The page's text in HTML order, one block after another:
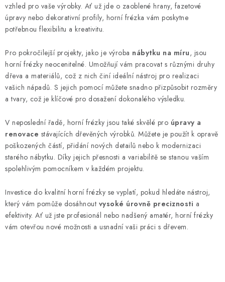
vzhled pro vaše výrobky. Ať už jde o zaoblené hrany, fazetové
úpravy nebo dekorativní profily, horní frézka vám poskytne
potřebnou flexibilitu a kreativitu.
Pro pokročilejší projekty, jako je výroba nábytku na míru, jsou
horní frézky neocenitelné. Umožňují vám pracovat s různými druhy
dřeva a materiálů, což z nich činí ideální nástroj pro realizaci
vašich nápadů. S jejich pomocí můžete snadno přizpůsobit rozměry
a tvary, což je klíčové pro dosažení dokonalého výsledku.
V neposlední řadě, horní frézky jsou také skvělé pro úpravy a
renovace stávajících dřevěných výrobků. Můžete je použít k opravě
poškozených částí, přidání nových detailů nebo k modernizaci
starého nábytku. Díky jejich přesnosti a variabilitě se stanou vaším
spolehlivým pomocníkem v každém projektu.
Investice do kvalitní horní frézky se vyplatí, pokud hledáte nástroj,
který vám pomůže dosáhnout vysoké úrovně preciznosti a
efektivity. Ať už jste profesionál nebo nadšený amatér, horní frézky
vám otevřou nové možnosti a usnadní vaši práci s dřevem.